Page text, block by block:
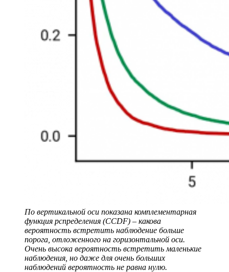
По вертикальной оси показана комплементарная
функция рспределения (CCDF) – какова
вероятность встретить наблюдение больше
порога, отложенного на горизонтальной оси.
Очень высока вероятность встретить маленькие
наблюдения, но даже для очень больших
наблюдений вероятность не равна нулю.